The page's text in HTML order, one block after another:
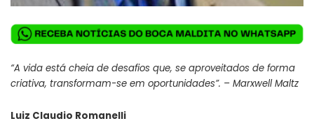
“A vida está cheia de desafios que, se aproveitados de forma
criativa, transformam-se em oportunidades”. – Marxwell Maltz
Luiz Claudio Romanelli